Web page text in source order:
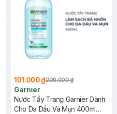
101.000 ₫209.000 ₫
Garnier
Nước Tẩy Trang Garnier Dành
Cho Da Dầu Và Mụn 400ml